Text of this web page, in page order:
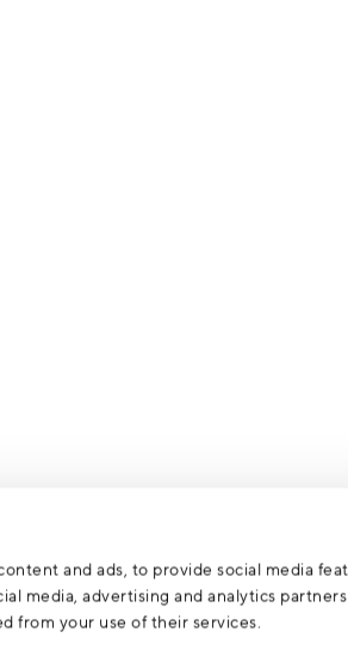
and ads, to provide social media
media, advertising and analytics
from your use of their services.